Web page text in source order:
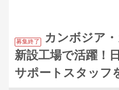
募集終了
カンボジア
新設工場で活躍！
サポートスタッフ